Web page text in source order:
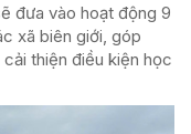
đưa vào hoạt động 9
xã biên giới, góp
thiện điều kiện học